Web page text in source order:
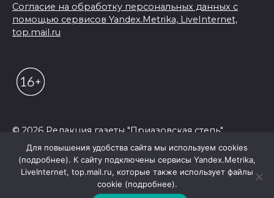
Согласие на обработку персональных данных с
помощью сервисов Yandex.Metrika, LiveInternet,
top.mail.ru
© 2026 Редакция газеты "Приазовская степь"
Для повышения удобства сайта мы используем cookies
(подробнее). К сайту подключены сервисы Yandex.Metrika,
LiveInternet, top.mail.ru, которые также использует файлы
cookie (подробнее).